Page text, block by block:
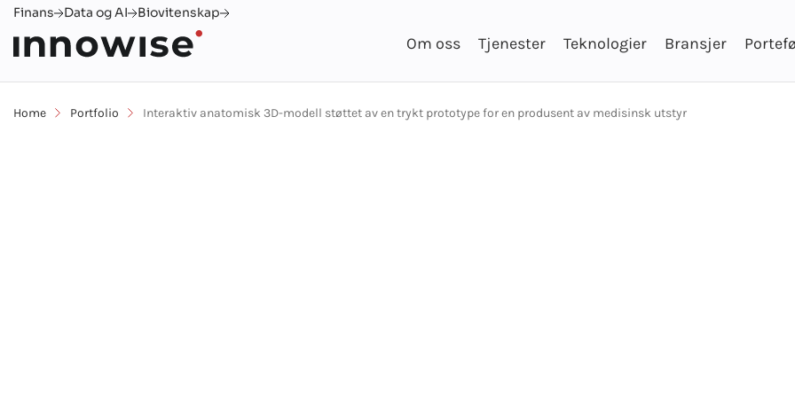
Finans Data og AI Biovitenskap
Om oss Tjenester Teknologier Bransjer
Home Portfolio Interaktiv anatomisk 3D-modell støttet av en trykt prototype for en produsent av medisinsk utstyr